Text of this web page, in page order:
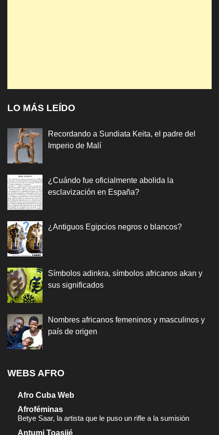
LO MÁS LEÍDO
Recordando a Sundiata Keita, el padre del
Imperio de Malí
¿Cuándo fue oficialmente abolida la
esclavización en España?
¿Antiguos Egipcios negros o blancos?
Símbolos adinkra, símbolos africanos akan y
sus significados
Nombres africanos femeninos y masculinos y
país de origen
WEBS AFRO
Afro Cuba Web
Afroféminas
Betye Saar, la artista que le puso un rifle a la sumisión
Antumi Toasijé